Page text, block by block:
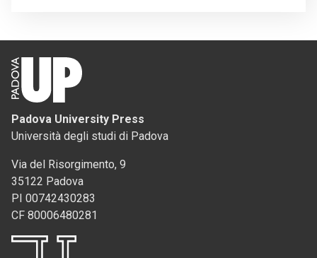
Padova University Press
Università degli studi di Padova
Via del Risorgimento, 9
35122 Padova
PI 00742430283
CF 80006480281